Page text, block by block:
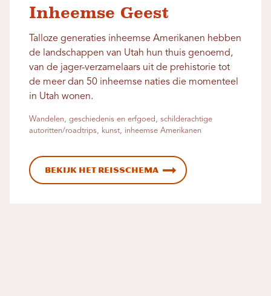
Inheemse Geest
Talloze generaties inheemse Amerikanen hebben
de landschappen van Utah hun thuis genoemd,
van de jager-verzamelaars uit de prehistorie tot
de meer dan 50 inheemse naties die momenteel
in Utah wonen.
Wandelen, geschiedenis en erfgoed, schilderachtige
autoritten/roadtrips, kunst, inheemse Amerikanen
Bekijk het reisschema